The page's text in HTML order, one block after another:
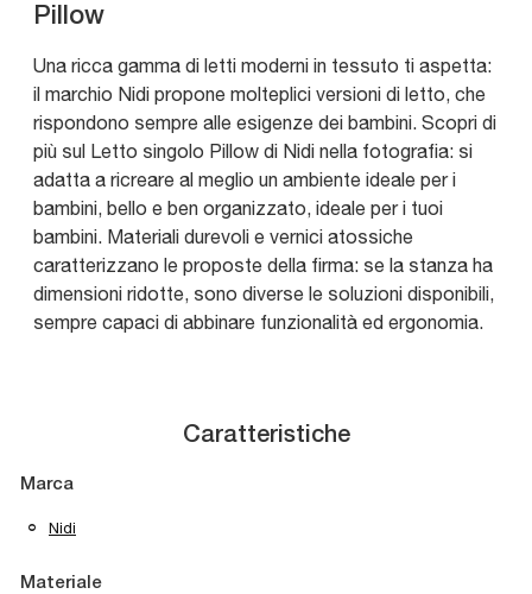
Pillow
Una ricca gamma di letti moderni in tessuto ti aspetta:
il marchio Nidi propone molteplici versioni di letto, che
rispondono sempre alle esigenze dei bambini. Scopri di
più sul Letto singolo Pillow di Nidi nella fotografia: si
adatta a ricreare al meglio un ambiente ideale per i
bambini, bello e ben organizzato, ideale per i tuoi
bambini. Materiali durevoli e vernici atossiche
caratterizzano le proposte della firma: se la stanza ha
dimensioni ridotte, sono diverse le soluzioni disponibili,
sempre capaci di abbinare funzionalità ed ergonomia.
Caratteristiche
Marca
Nidi
Materiale